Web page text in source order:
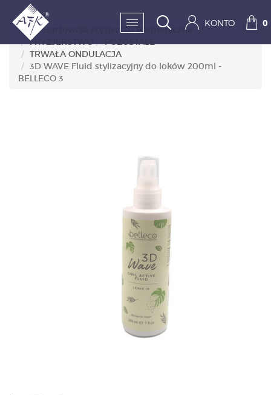
SKLEP:
MĘŻCZYZNA
BESTSELLERY
PRODUKTY
POLECAMY
KONTO 0
AFK - Hurtownia Fryzjersko kosmetyczna
FRYZJERSTWO
POZOSTAŁE
TRWAŁA ONDULACJA
3D WAVE Fluid stylizacyjny do loków 200ml -
BELLECO 3